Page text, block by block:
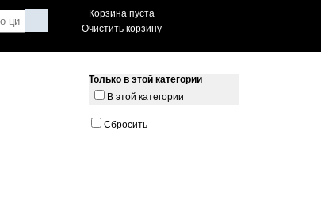
Корзина пуста
Очистить корзину
Только в этой категории
В этой категории
Сбросить